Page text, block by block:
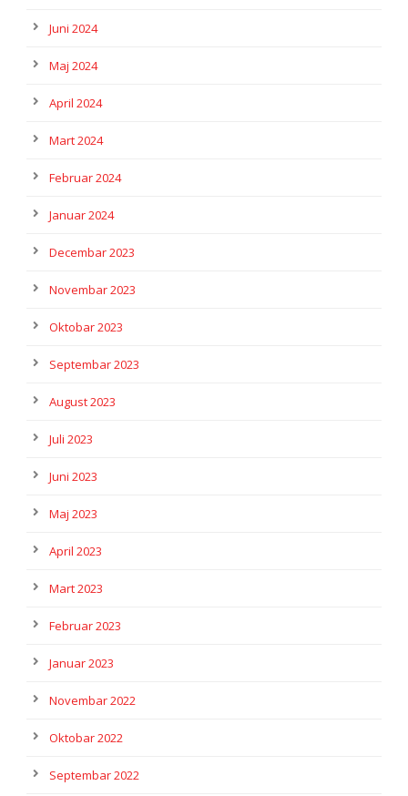
Juni 2024
Maj 2024
April 2024
Mart 2024
Februar 2024
Januar 2024
Decembar 2023
Novembar 2023
Oktobar 2023
Septembar 2023
August 2023
Juli 2023
Juni 2023
Maj 2023
April 2023
Mart 2023
Februar 2023
Januar 2023
Novembar 2022
Oktobar 2022
Septembar 2022